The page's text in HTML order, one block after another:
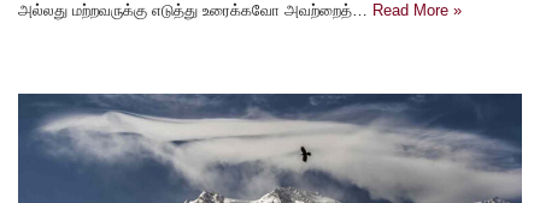
அல்லது மற்றவருக்கு எடுத்து உரைக்கவோ அவற்றைத்… Read More »